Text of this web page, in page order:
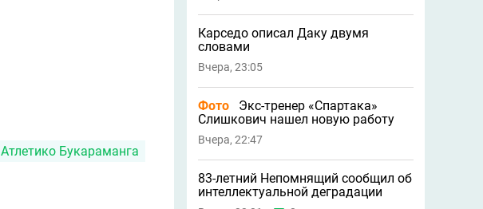
Атлетико Букараманга
Карседо описал Даку двумя
словами
Вчера, 23:05
Фото
Экс-тренер «Спартака»
Слишкович нашел новую работу
Вчера, 22:47
83-летний Непомнящий сообщил об
интеллектуальной деградации